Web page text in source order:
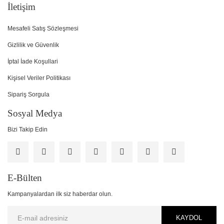
İletişim
Mesafeli Satış Sözleşmesi
Gizlilik ve Güvenlik
İptal İade Koşullari
Kişisel Veriler Politikası
Sipariş Sorgula
Sosyal Medya
Bizi Takip Edin
E-Bülten
Kampanyalardan ilk siz haberdar olun.
KAYDOL